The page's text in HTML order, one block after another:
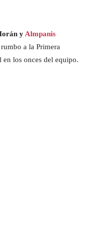
yAlmpanis
a la Primera
en los onces del equipo.